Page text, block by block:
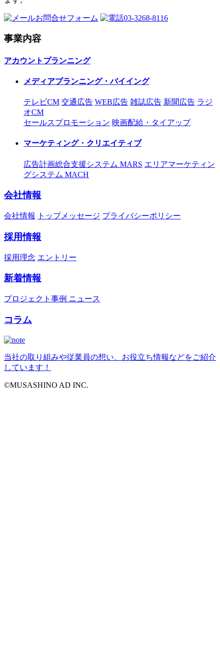
お問合せフォーム 03-3268-8116
事業内容
アカウントプランニング
メディアプランニング・バイイング
テレビCM 交通広告 WEB広告 雑誌広告 新聞広告 ラジ
オCM
セールスプロモーション 映画配給・タイアップ
マーケティング・クリエイティブ
広告計画総合支援システム MARS エリアマーケティン
グシステム MACH
会社情報
会社情報 トップメッセージ プライバシーポリシー
採用情報
採用理念 エントリー
新着情報
プロジェクト事例 ニュース
コラム
当社の取り組みや従業員の想い、お役立ち情報などをご紹介
しています！
©MUSASHINO AD INC.